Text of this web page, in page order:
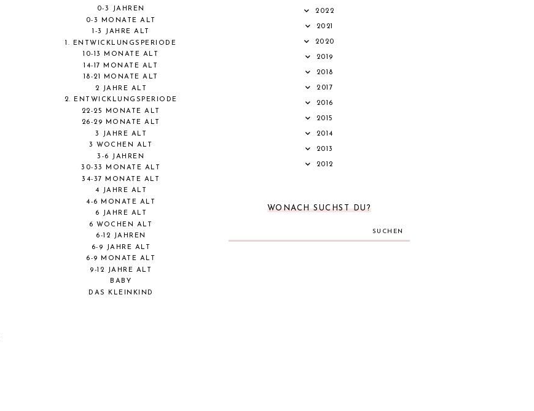
0-3 JAHREN
0-3 MONATE ALT
1-3 JAHRE ALT
1. ENTWICKLUNGSPERIODE
10-13 MONATE ALT
14-17 MONATE ALT
18-21 MONATE ALT
2 JAHRE ALT
2. ENTWICKLUNGSPERIODE
22-25 MONATE ALT
26-29 MONATE ALT
3 JAHRE ALT
3 WOCHEN ALT
3-6 JAHREN
30-33 MONATE ALT
34-37 MONATE ALT
4 JAHRE ALT
4-6 MONATE ALT
6 JAHRE ALT
6 WOCHEN ALT
6-12 JAHREN
6-9 JAHRE ALT
6-9 MONATE ALT
9-12 JAHRE ALT
BABY
DAS KLEINKIND
2022
2021
2020
2019
2018
2017
2016
2015
2014
2013
2012
WONACH SUCHST DU?
SUCHEN